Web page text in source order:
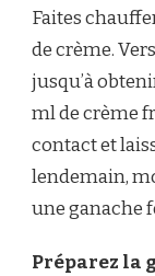
Faites
de crème.
jusqu’à
ml de crème
contact et
lendemain,
une ganache
Préparez la